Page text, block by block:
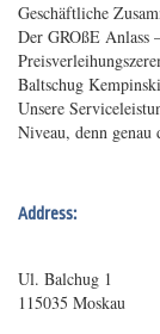
Geschäftliche
Der GROßE Anlass
Baltschug
Unsere
Niveau, denn
Address:
Ul. Balchug 1
115035 Moskau